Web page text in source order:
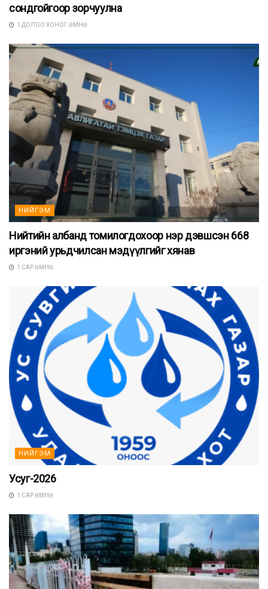
сондгойгоор зорчуулна
1 ДОЛОО ХОНОГ ӨМНӨ
НИЙГЭМ
Нийтийн албанд томилогдохоор нэр дэвшсэн 668
иргэний урьдчилсан мэдүүлгийг хянав
1 САР ӨМНӨ
НИЙГЭМ
Усуг-2026
1 САР ӨМНӨ